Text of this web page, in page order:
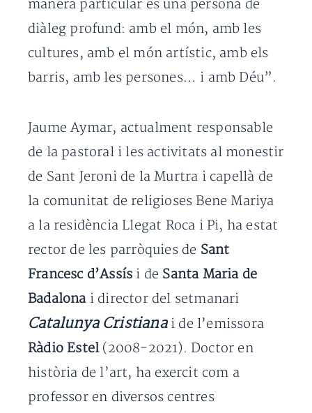
manera particular és una persona de
diàleg profund: amb el món, amb les
cultures, amb el món artístic, amb els
barris, amb les persones… i amb Déu”.
Jaume Aymar, actualment responsable
de la pastoral i les activitats al monestir
de Sant Jeroni de la Murtra i capellà de
la comunitat de religioses Bene Mariya
a la residència Llegat Roca i Pi, ha estat
rector de les parròquies de Sant
Francesc d’Assís i de Santa Maria de
Badalonai director del setmanari
Catalunya Cristianai de l’emissora
Ràdio Estel(2008-2021). Doctor en
història de l’art, ha exercit com a
professor en diversos centres